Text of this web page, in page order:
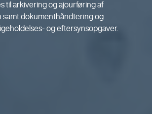
til arkivering og ajourføring af
samt dokumenthåndtering og
og eftersynsopgaver.